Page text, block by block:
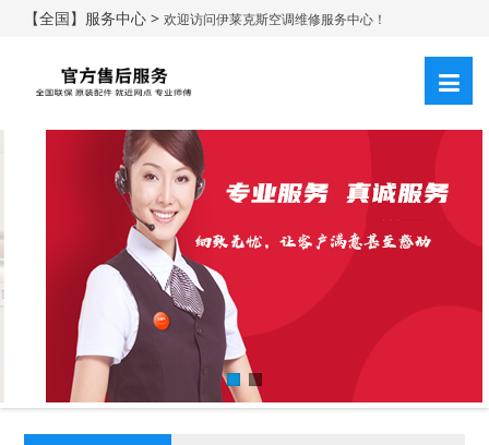
【全国】服务中心 >欢迎访问伊莱克斯空调维修服务中心！